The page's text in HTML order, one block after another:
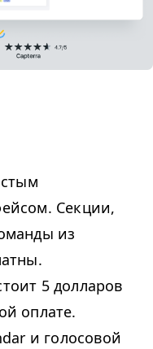
Секции,
из
5 долларов
оплате.
и голосовой